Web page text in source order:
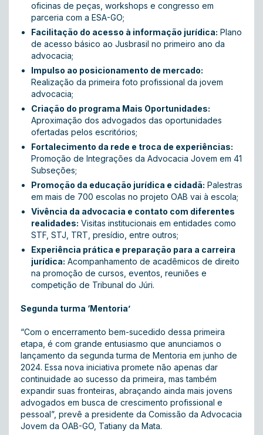
oficinas de peças, workshops e congresso em
parceria com a ESA-GO;
Facilitação do acesso à informação jurídica: Plano
de acesso básico ao Jusbrasil no primeiro ano da
advocacia;
Impulso ao posicionamento de mercado:
Realização da primeira foto profissional da jovem
advocacia;
Criação do programa Mais Oportunidades:
Aproximação dos advogados das oportunidades
ofertadas pelos escritórios;
Fortalecimento da rede e troca de experiências:
Promoção de Integrações da Advocacia Jovem em 41
Subseções;
Promoção da educação jurídica e cidadã: Palestras
em mais de 700 escolas no projeto OAB vai à escola;
Vivência da advocacia e contato com diferentes
realidades: Visitas institucionais em entidades como
STF, STJ, TRT, presídio, entre outros;
Experiência prática e preparação para a carreira
jurídica: Acompanhamento de acadêmicos de direito
na promoção de cursos, eventos, reuniões e
competição de Tribunal do Júri.
Segunda turma ‘Mentoria’
“Com o encerramento bem-sucedido dessa primeira
etapa, é com grande entusiasmo que anunciamos o
lançamento da segunda turma de Mentoria em junho de
2024. Essa nova iniciativa promete não apenas dar
continuidade ao sucesso da primeira, mas também
expandir suas fronteiras, abraçando ainda mais jovens
advogados em busca de crescimento profissional e
pessoal”, prevê a presidente da Comissão da Advocacia
Jovem da OAB-GO, Tatiany da Mata.